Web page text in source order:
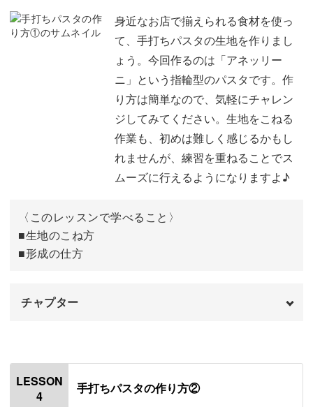
手作りならではの、一味違うソースの作り方をお教えしま
す。
ご家族でのランチやディナーをちょっと豪華に楽しみたい
時、ホームパーティーなどでお客さんをおもてなししたい
時など、さまざまな場面で活躍すること間違いなしです♪
イタリアンパセリの下準備 03:43
05:15
黒こしょうの下準備 09:55
10:50
チーズの下準備と保存方法 11:47
15:00
身近なお店で揃えられる食材を使っ
て、手打ちパスタの生地を作りまし
ょう。今回作るのは「アネッリー
ニ」という指輪型のパスタです。作
り方は簡単なので、気軽にチャレン
ジしてみてください。生地をこねる
作業も、初めは難しく感じるかもし
れませんが、練習を重ねることでス
ムーズに行えるようになりますよ♪
〈このレッスンで学べること〉
■生地のこね方
■形成の仕方
チャプター
はじめに
使用材料
LESSON
4
手打ちパスタの作り方②